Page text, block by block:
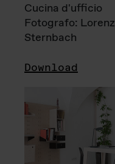
Cucina d'ufficio
Fotografo: Lorenz
Sternbach
Download